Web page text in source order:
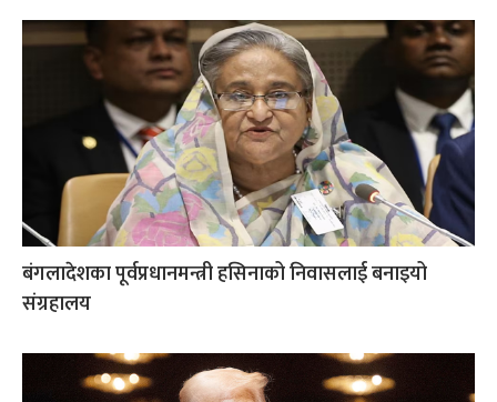
बंगलादेशका पूर्वप्रधानमन्त्री हसिनाको निवासलाई बनाइयो
संग्रहालय